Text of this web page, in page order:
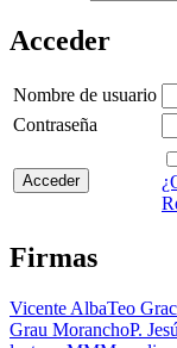
Acceder
Nombre de usuario
Contraseña
Firmas
Vicente AlbaTeo
Grau MoranchoP.